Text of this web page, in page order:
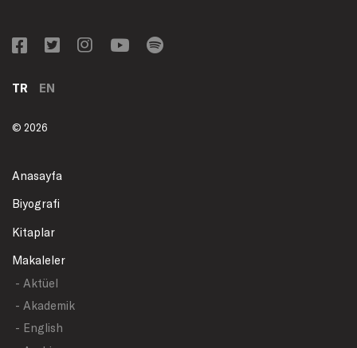
TR EN
© 2026
Anasayfa
Biyografi
Kitaplar
Makaleler
- Aktüel
- Akademik
- English